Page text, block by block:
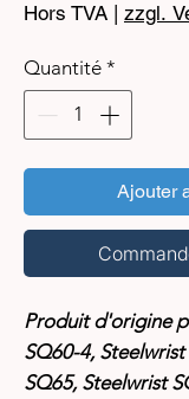
Hors TVA zzgl.
Quantité *
Ajouter
Produit d'origine
SQ60-4,
SQ65, Steelwrist